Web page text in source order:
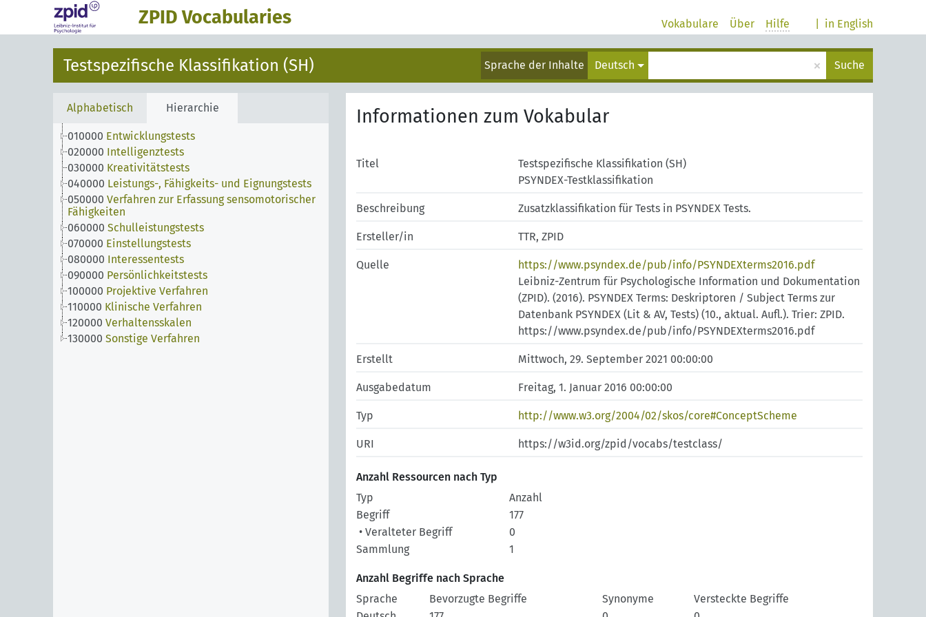
ZPID Vocabularies in English
Vokabulare Über Hilfe
Testspezifische Klassifikation (SH) Sprache der Inhalte Deutsch × Suche
Alphabetisch Hierarchie
010000 Entwicklungstests
020000 Intelligenztests
030000 Kreativitätstests
040000 Leistungs-, Fähigkeits- und Eignungstests
050000 Verfahren zur Erfassung sensomotorischer
Fähigkeiten
060000 Schulleistungstests
070000 Einstellungstests
080000 Interessentests
090000 Persönlichkeitstests
100000 Projektive Verfahren
110000 Klinische Verfahren
120000 Verhaltensskalen
130000 Sonstige Verfahren
Informationen zum Vokabular
Titel
Testspezifische Klassifikation (SH)
PSYNDEX-Testklassifikation
Beschreibung Zusatzklassifikation für Tests in PSYNDEX Tests.
Ersteller/in TTR, ZPID
Quelle
https://www.psyndex.de/pub/info/PSYNDEXterms2016.pdf
Leibniz-Zentrum für Psychologische Information und Dokumentation
(ZPID). (2016). PSYNDEX Terms: Deskriptoren / Subject Terms zur
Datenbank PSYNDEX (Lit & AV, Tests) (10., aktual. Aufl.). Trier: ZPID.
https://www.psyndex.de/pub/info/PSYNDEXterms2016.pdf
Erstellt Mittwoch, 29. September 2021 00:00:00
Ausgabedatum Freitag, 1. Januar 2016 00:00:00
Typ http://www.w3.org/2004/02/skos/core#ConceptScheme
URI https://w3id.org/zpid/vocabs/testclass/
Anzahl Ressourcen nach Typ
Typ
Anzahl
Begriff
177
• Veralteter Begriff
0
Sammlung
1
Anzahl Begriffe nach Sprache
Sprache
Bevorzugte Begriffe Synonyme
Versteckte Begriffe